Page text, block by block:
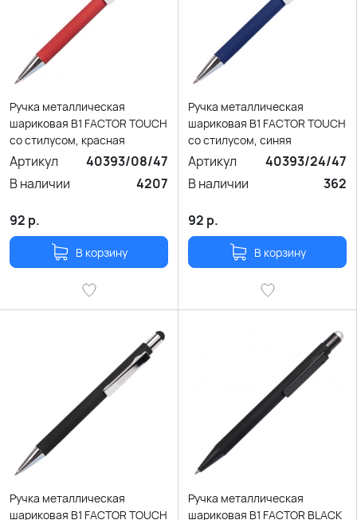
Ручка металлическая
шариковая B1 FACTOR TOUCH
со стилусом, красная
Артикул
40393/08/47
В наличии
4207
92 р.
В корзину
Ручка металлическая
шариковая B1 FACTOR TOUCH
со стилусом, синяя
Артикул
40393/24/47
В наличии
362
92 р.
В корзину
Ручка металлическая
шариковая B1 FACTOR TOUCH
Ручка металлическая
шариковая B1 FACTOR BLACK